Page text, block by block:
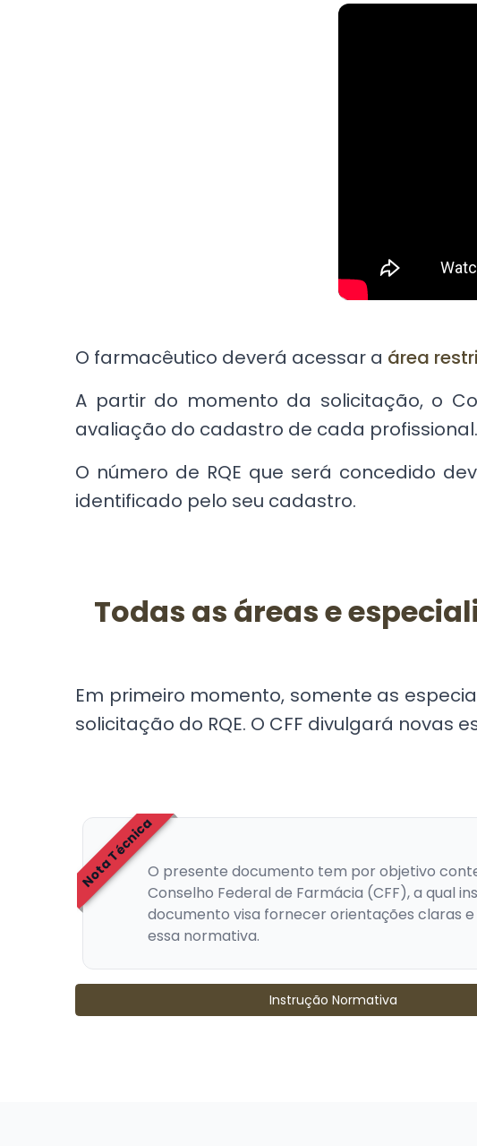
O farmacêutico deverá acessar a área
A partir do momento da solicitação, o
avaliação do cadastro de cada profissional.
O número de RQE que será concedido
identificado pelo seu cadastro.
Todas as áreas e
Em primeiro momento, somente as
solicitação do RQE. O CFF divulgará novas
Nota TécnicaO presente documento tem por objetivo
Conselho Federal de Farmácia (CFF), a qual
documento visa fornecer orientações claras e
essa normativa.
Instrução Normativa